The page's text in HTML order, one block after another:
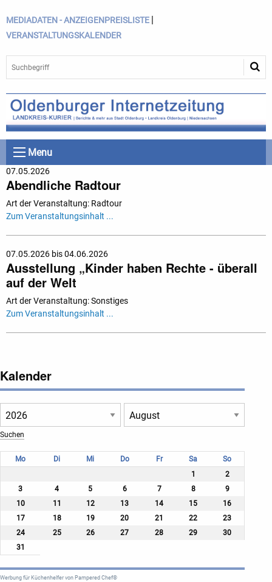
MEDIADATEN - ANZEIGENPREISLISTE |
VERANSTALTUNGSKALENDER
Menu
07.05.2026
Abendliche Radtour
Art der Veranstaltung: Radtour
Zum Veranstaltungsinhalt ...
07.05.2026 bis 04.06.2026
Ausstellung „Kinder haben Rechte - überall
auf der Welt
Art der Veranstaltung: Sonstiges
Zum Veranstaltungsinhalt ...
Kalender
Mo Di Mi Do Fr Sa
So
1
2
3
4 5 6 7 8
9
10
11 12 13 14 15
16
17
18 19 20 21 22
23
24
25 26 27 28 29
30
31
Werbung für Küchenhelfer von Pampered Chef®